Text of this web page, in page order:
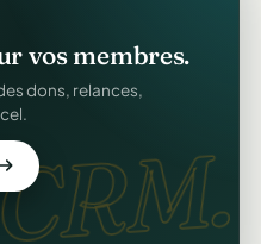
CRM.
vos membres.
dons, relances,
offert